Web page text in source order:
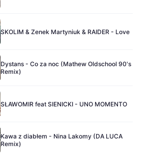
SKOLIM & Zenek Martyniuk & RAIDER - Love
Dystans - Co za noc (Mathew Oldschool 90's
Remix)
SŁAWOMIR feat SIENICKI - UNO MOMENTO
Kawa z diabłem - Nina Lakomy (DA LUCA
Remix)